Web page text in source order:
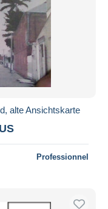
alte Ansichtskarte
Professionnel